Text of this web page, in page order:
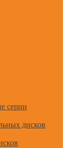
серии
дисков